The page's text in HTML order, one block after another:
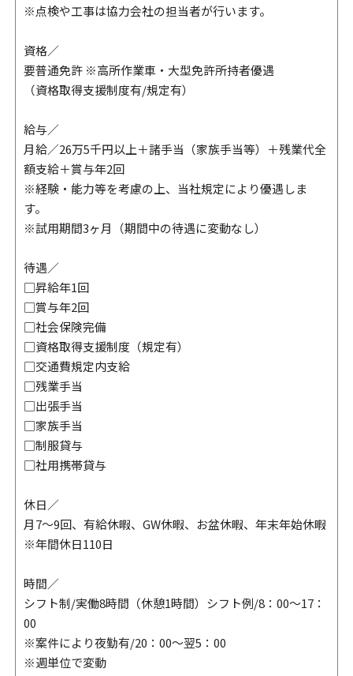
※点検や工事は協力会社の担当者が行います。
資格／
要普通免許 ※高所作業車・大型免許所持者優遇
（資格取得支援制度有/規定有）
給与／
月給／26万5千円以上＋諸手当（家族手当等）＋残業代全
額支給＋賞与年2回
※経験・能力等を考慮の上、当社規定により優遇しま
す。
※試用期間3ヶ月（期間中の待遇に変動なし）
待遇／
□昇給年1回
□賞与年2回
□社会保険完備
□資格取得支援制度（規定有）
□交通費規定内支給
□残業手当
□出張手当
□家族手当
□制服貸与
□社用携帯貸与
休日／
月7～9回、有給休暇、GW休暇、お盆休暇、年末年始休暇
※年間休日110日
時間／
シフト制/実働8時間（休憩1時間）シフト例/8：00～17：
00
※案件により夜勤有/20：00～翌5：00
※週単位で変動